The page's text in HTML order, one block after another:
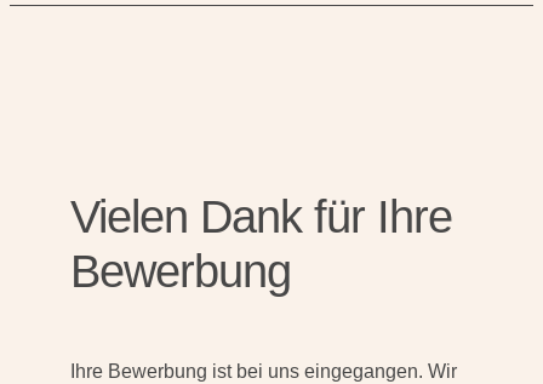
Vielen Dank für Ihre
Bewerbung
Ihre Bewerbung ist bei uns eingegangen. Wir